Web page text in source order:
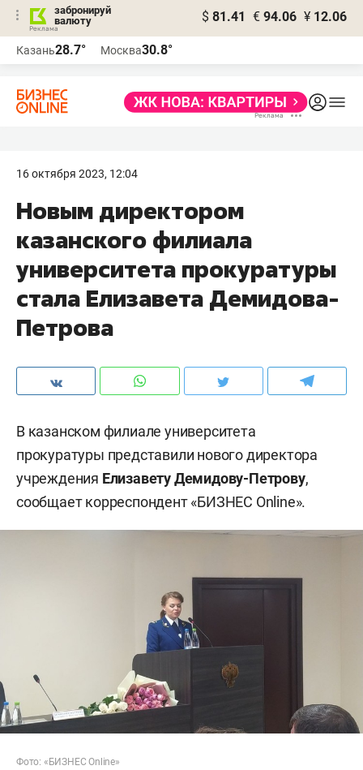
забронируй
валюту
$ 81.41 € 94.06 ¥ 12.06
Казань28.7° Москва30.8°
16 октября 2023, 12:04
Новым директором
казанского филиала
университета прокуратуры
стала Елизавета Демидова-
Петрова
В казанском филиале университета
прокуратуры представили нового директора
учреждения Елизавету Демидову-Петрову,
сообщает корреспондент «БИЗНЕС Online».
Фото: «БИЗНЕС Online»